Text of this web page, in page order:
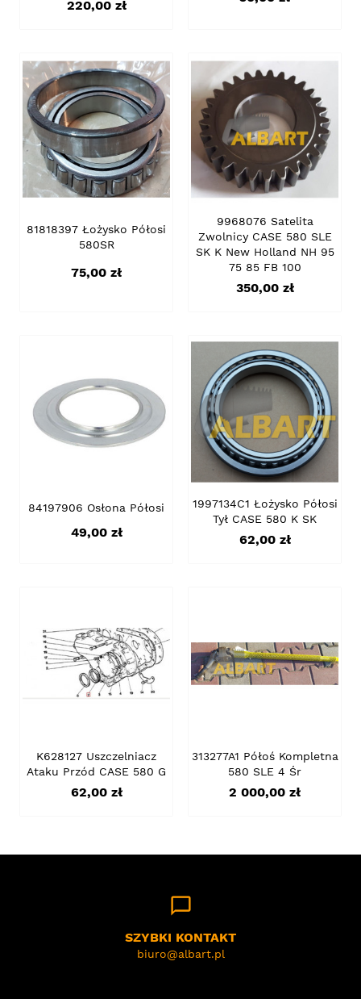
Cena
220,00 zł
81818397 Łożysko Półosi
580SR
Cena
75,00 zł
9968076 Satelita
Zwolnicy CASE 580 SLE
SK K New Holland NH 95
75 85 FB 100
Cena
350,00 zł
84197906 Osłona Półosi
Cena
49,00 zł
1997134C1 Łożysko Półosi
Tył CASE 580 K SK
Cena
62,00 zł
K628127 Uszczelniacz
Ataku Przód CASE 580 G
Cena
62,00 zł
313277A1 Półoś Kompletna
580 SLE 4 Śr
Cena
2 000,00 zł
chat_bubble_outline
SZYBKI KONTAKT
biuro@albart.pl